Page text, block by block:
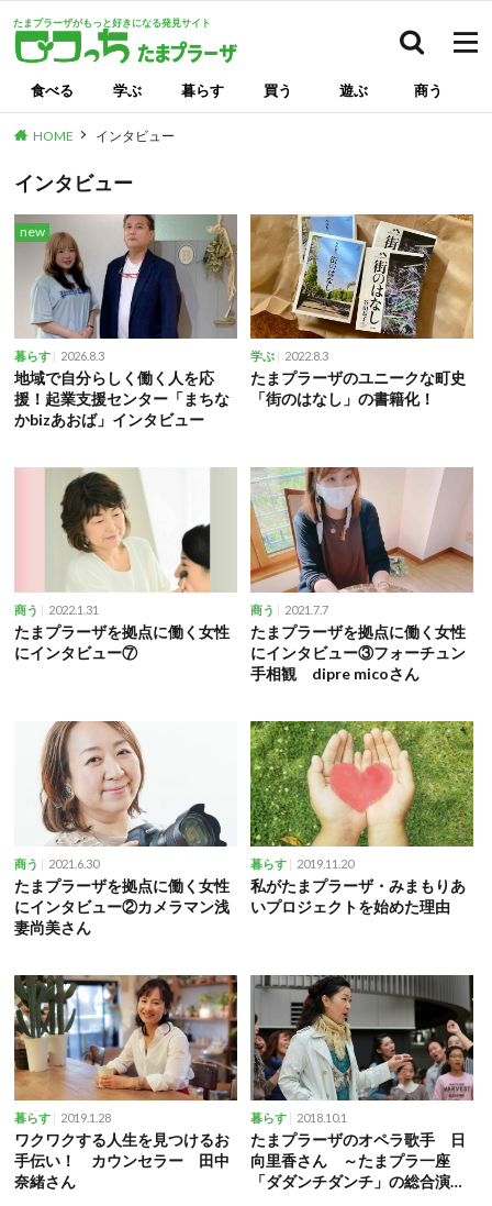
たまプラーザがもっと好きになる発見サイト
食べる 学ぶ 暮らす 買う 遊ぶ 商う
HOME インタビュー
インタビュー
暮らす 2026.8.3
new
地域で自分らしく働く人を応
援！起業支援センター「まちな
かbizあおば」インタビュー
学ぶ 2022.8.3
たまプラーザのユニークな町史
「街のはなし」の書籍化！
商う 2022.1.31
たまプラーザを拠点に働く女性
にインタビュー⑦
商う 2021.7.7
たまプラーザを拠点に働く女性
にインタビュー③フォーチュン
手相観 dipre micoさん
商う 2021.6.30
たまプラーザを拠点に働く女性
にインタビュー②カメラマン浅
妻尚美さん
暮らす 2019.11.20
私がたまプラーザ・みまもりあ
いプロジェクトを始めた理由
暮らす 2019.1.28
ワクワクする人生を見つけるお
手伝い！ カウンセラー 田中
奈緒さん
暮らす 2018.10.1
たまプラーザのオペラ歌手 日
向里香さん ～たまプラ一座
「ダダンチダンチ」の総合演出